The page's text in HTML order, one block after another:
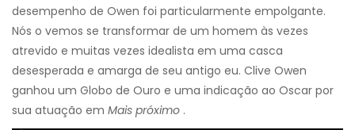
desempenho de Owen foi particularmente empolgante.
Nós o vemos se transformar de um homem às vezes
atrevido e muitas vezes idealista em uma casca
desesperada e amarga de seu antigo eu. Clive Owen
ganhou um Globo de Ouro e uma indicação ao Oscar por
sua atuação em Mais próximo .